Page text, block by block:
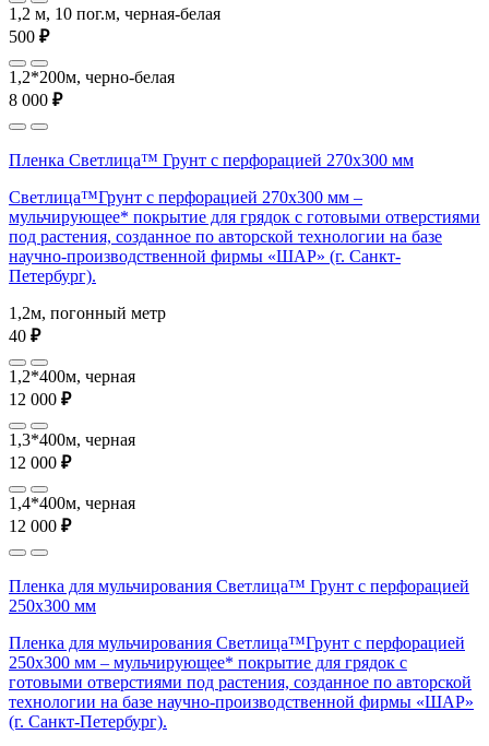
1,2 м, 10 пог.м, черная-белая
500 ₽
1,2*200м, черно-белая
8 000 ₽
Пленка Светлица™ Грунт с перфорацией 270х300 мм
Светлица™Грунт с перфорацией 270х300 мм –
мульчирующее* покрытие для грядок с готовыми отверстиями
под растения, созданное по авторской технологии на базе
научно-производственной фирмы «ШАР» (г. Санкт-
Петербург).
1,2м, погонный метр
40 ₽
1,2*400м, черная
12 000 ₽
1,3*400м, черная
12 000 ₽
1,4*400м, черная
12 000 ₽
Пленка для мульчирования Светлица™ Грунт с перфорацией
250х300 мм
Пленка для мульчирования Светлица™Грунт с перфорацией
250х300 мм – мульчирующее* покрытие для грядок с
готовыми отверстиями под растения, созданное по авторской
технологии на базе научно-производственной фирмы «ШАР»
(г. Санкт-Петербург).